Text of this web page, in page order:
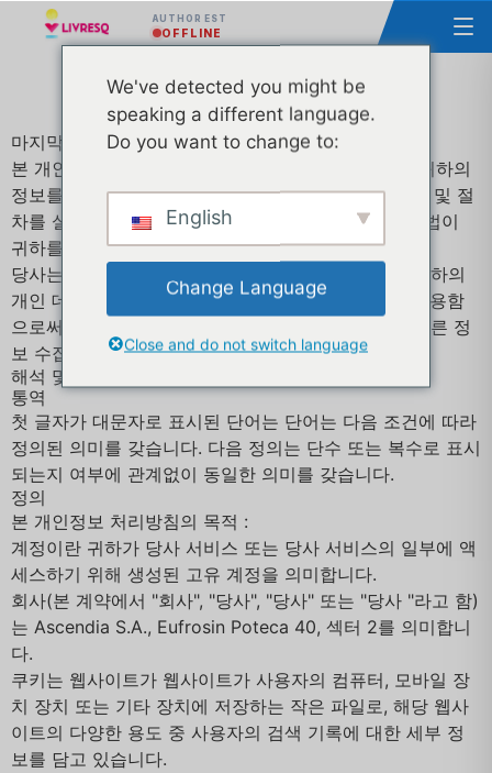
AUTHOR EST
OFFLINE
ૌ인정보 보호정책
마지막 업데이트 : 8월 13, 2021
본 개인정보 처리방침은 귀하가 서비스를 이용할 때 귀하의
정보를 수집, 사용 및 공개하는 것에 관한 당사의 정책 및 절
차를 설명하고 귀하의 귀하의 개인정보 보호권 및 및 법이
귀하를 방법에 대해 알려줍니다.
당사는 서비스를 제공하고 제공하고 개선하기 위해 귀하의
개인 데이터를 사용합니다. 서비스를 이용함으로써 이용함
으로써 귀하는 본 개인정보 처리방침에 처리방침에 따른 정
보 수집 및 이용에 동의하게 됩니다.
해석 및 정의
통역
첫 글자가 대문자로 표시된 단어는 단어는 다음 조건에 따라
정의된 의미를 갖습니다. 다음 정의는 단수 또는 복수로 표시
되는지 여부에 관계없이 동일한 의미를 갖습니다.
정의
본 개인정보 처리방침의 목적 :
계정이란 귀하가 당사 서비스 또는 당사 서비스의 일부에 액
세스하기 위해 생성된 고유 계정을 의미합니다.
회사(본 계약에서 "회사", "당사", "당사" 또는 "당사 "라고 함)
는 Ascendia S.A., Eufrosin Poteca 40, 섹터 2를 의미합니
다.
쿠키는 웹사이트가 웹사이트가 사용자의 컴퓨터, 모바일 장
치 장치 또는 기타 장치에 저장하는 작은 파일로, 해당 웹사
이트의 다양한 용도 중 사용자의 검색 기록에 대한 세부 정
보를 담고 있습니다.
We've detected you might be
speaking a different language.
Do you want to change to:
English
Change Language
Close and do not switch language